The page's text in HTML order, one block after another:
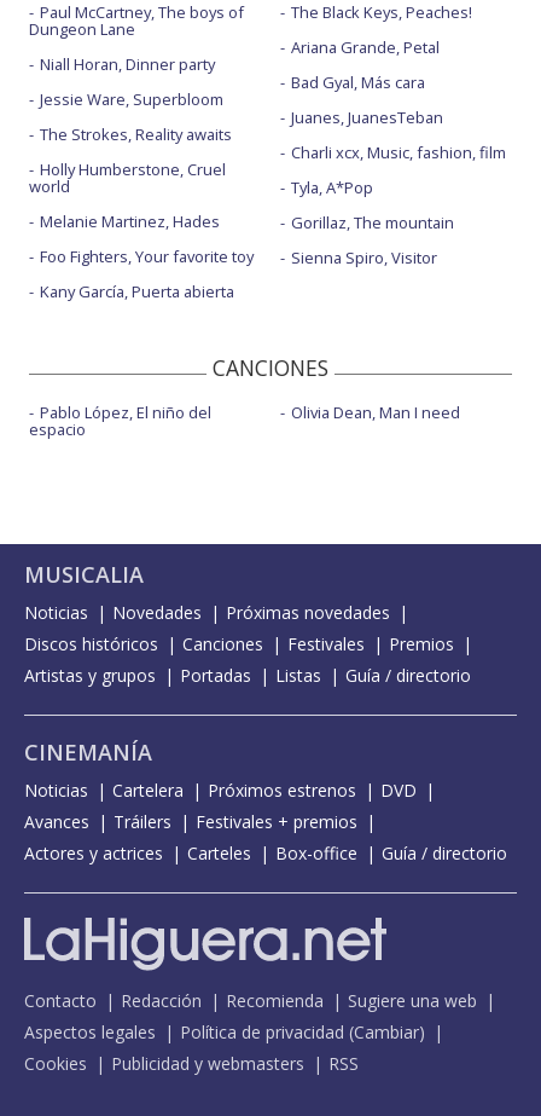
Paul McCartney, The boys of
Dungeon Lane
Niall Horan, Dinner party
Jessie Ware, Superbloom
The Strokes, Reality awaits
Holly Humberstone, Cruel
world
Melanie Martinez, Hades
Foo Fighters, Your favorite toy
Kany García, Puerta abierta
The Black Keys, Peaches!
Ariana Grande, Petal
Bad Gyal, Más cara
Juanes, JuanesTeban
Charli xcx, Music, fashion, film
Tyla, A*Pop
Gorillaz, The mountain
Sienna Spiro, Visitor
CANCIONES
Pablo López, El niño del
espacio
Olivia Dean, Man I need
MUSICALIA
Noticias Novedades
Próximas novedades
Discos históricos
Canciones Festivales
Premios
Artistas y grupos
Portadas Listas Guía / directorio
CINEMANÍA
Noticias Cartelera Próximos estrenos
DVD
Avances
Tráilers
Festivales + premios
Actores y actrices
Carteles Box-office Guía / directorio
Contacto Redacción Recomienda
Sugiere una web
Aspectos legales
Política de privacidad (Cambiar)
Cookies
Publicidad y webmasters RSS